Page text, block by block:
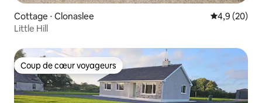
Cottage ⋅ Clonaslee Évaluation
4,9 (20)
Little Hill
Coup de cœur voyageurs
Coup de cœur voyageurs